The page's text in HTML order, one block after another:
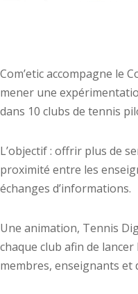
Com’etic accompagne le
mener une
dans 10 clubs de tennis
L’objectif : offrir plus de
proximité entre les
échanges d’informations.
Une animation, Tennis
chaque club afin de
membres, enseignants et